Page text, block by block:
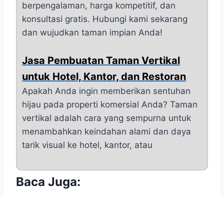
berpengalaman, harga kompetitif, dan
konsultasi gratis. Hubungi kami sekarang
dan wujudkan taman impian Anda!
Jasa Pembuatan Taman Vertikal
untuk Hotel, Kantor, dan Restoran
Apakah Anda ingin memberikan sentuhan
hijau pada properti komersial Anda? Taman
vertikal adalah cara yang sempurna untuk
menambahkan keindahan alami dan daya
tarik visual ke hotel, kantor, atau
Baca Juga: